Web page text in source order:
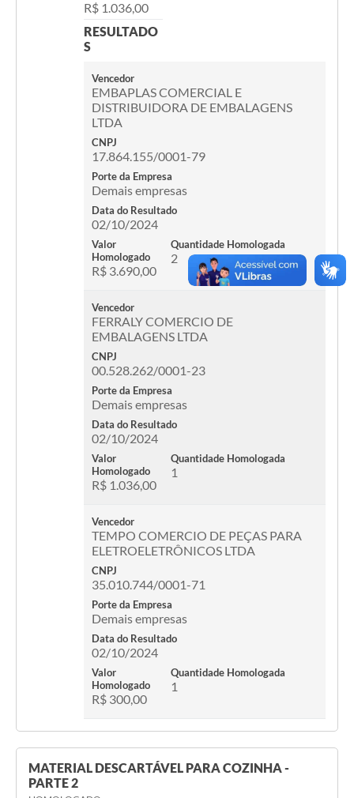
R$ 1.036,00
RESULTADO
S
Vencedor
EMBAPLAS COMERCIAL E
DISTRIBUIDORA DE EMBALAGENS
LTDA
CNPJ
17.864.155/0001-79
Porte da Empresa
Demais empresas
Data do Resultado
02/10/2024
Valor
Homologado
R$ 3.690,00
Quantidade Homologada
2
Vencedor
FERRALY COMERCIO DE
EMBALAGENS LTDA
CNPJ
00.528.262/0001-23
Porte da Empresa
Demais empresas
Data do Resultado
02/10/2024
Valor
Homologado
R$ 1.036,00
Quantidade Homologada
1
Vencedor
TEMPO COMERCIO DE PEÇAS PARA
ELETROELETRÔNICOS LTDA
CNPJ
35.010.744/0001-71
Porte da Empresa
Demais empresas
Data do Resultado
02/10/2024
Valor
Homologado
R$ 300,00
Quantidade Homologada
1
MATERIAL DESCARTÁVEL PARA COZINHA -
PARTE 2